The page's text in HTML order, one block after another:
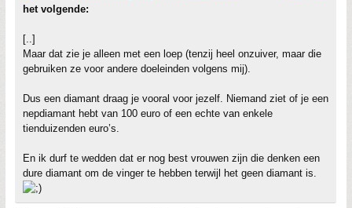
het volgende:
[..]
Maar dat zie je alleen met een loep (tenzij heel onzuiver, maar die
gebruiken ze voor andere doeleinden volgens mij).
Dus een diamant draag je vooral voor jezelf. Niemand ziet of je een
nepdiamant hebt van 100 euro of een echte van enkele
tienduizenden euro’s.
En ik durf te wedden dat er nog best vrouwen zijn die denken een
dure diamant om de vinger te hebben terwijl het geen diamant is.